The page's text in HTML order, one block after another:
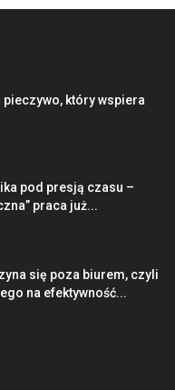
pieczywo, który wspiera
pod presją czasu –
praca już...
się poza biurem, czyli
na efektywność...